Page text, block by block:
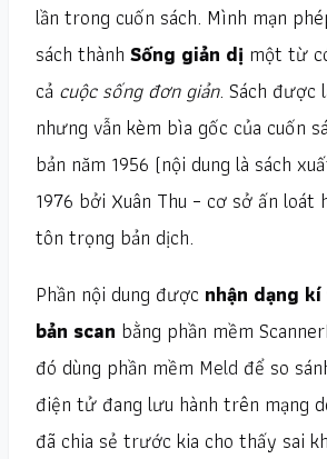
lần trong cuốn sách. Mình mạn
sách thành Sống giản dị một từ
cả cuộc sống đơn giản. Sách được
nhưng vẫn kèm bìa gốc của cuốn
bản năm 1956 (nội dung là sách
1976 bởi Xuân Thu – cơ sở ấn loát
tôn trọng bản dịch.
Phần nội dung được nhận dạng
bản scan bằng phần mềm
đó dùng phần mềm Meld để so
điện tử đang lưu hành trên mạng
đã chia sẻ trước kia cho thấy sai